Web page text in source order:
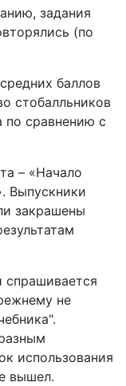
задания
(по
баллов
стобалльников
по сравнению с
– «Начало
Выпускники
закрашены
спрашивается
не
использования
вышел.